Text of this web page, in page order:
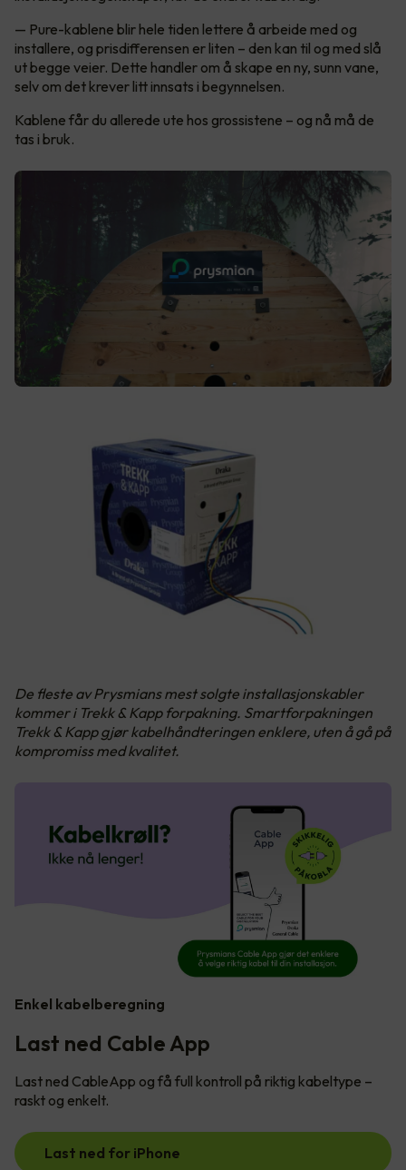
— Pure-kablene blir hele tiden lettere å arbeide med og
installere, og prisdifferensen er liten – den kan til og med slå
ut begge veier. Dette handler om å skape en ny, sunn vane,
selv om det krever litt innsats i begynnelsen.
Kablene får du allerede ute hos grossistene – og nå må de
tas i bruk.
De fleste av Prysmians mest solgte installasjonskabler
kommer i Trekk & Kapp forpakning. Smartforpakningen
Trekk & Kapp gjør kabelhåndteringen enklere, uten å gå på
kompromiss med kvalitet.
Enkel kabelberegning
Last ned Cable App
Last ned CableApp og få full kontroll på riktig kabeltype –
raskt og enkelt.
Last ned for iPhone